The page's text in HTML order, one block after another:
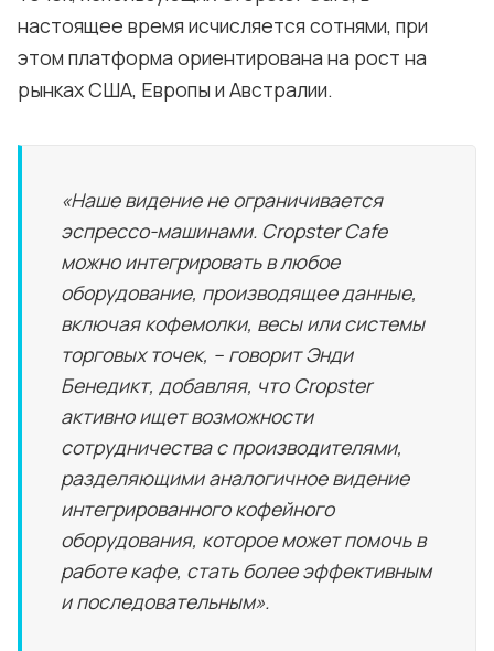
настоящее время исчисляется сотнями, при
этом платформа ориентирована на рост на
рынках США, Европы и Австралии.
«Наше видение не ограничивается
эспрессо-машинами. Cropster Cafe
можно интегрировать в любое
оборудование, производящее данные,
включая кофемолки, весы или системы
торговых точек, – говорит Энди
Бенедикт, добавляя, что Cropster
активно ищет возможности
сотрудничества с производителями,
разделяющими аналогичное видение
интегрированного кофейного
оборудования, которое может помочь в
работе кафе, стать более эффективным
и последовательным».